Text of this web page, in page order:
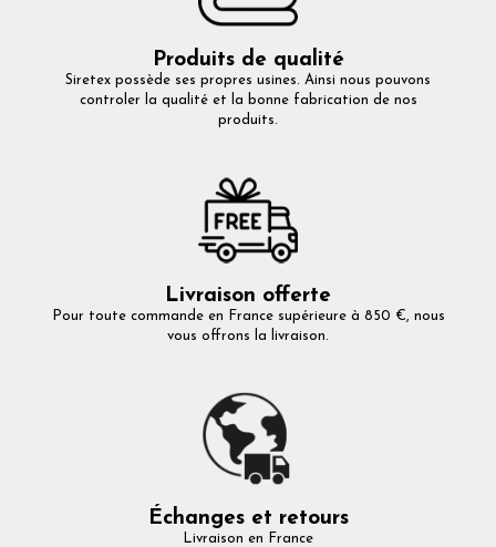
Produits de qualité
Siretex possède ses propres usines. Ainsi nous pouvons
controler la qualité et la bonne fabrication de nos
produits.
Livraison offerte
Pour toute commande en France supérieure à 850 €, nous
vous offrons la livraison.
Échanges et retours
Livraison en France